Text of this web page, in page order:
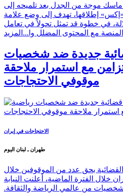
ماسك موجة من الجدل بعد تلميحه إلى
إطلاقها، تهدف إلى وضع علامة
في خطوة قد تمثل تحولاً في تعامل
المنصة مع المحتوى المضلل وا... المزيد
جديدة ضد شخصيات
مع استمرار ملاحقة
موقوفي الاحتجاجات
الاحتجاجات في إيران
طهران ـ لبنان اليوم
بحق عدد من الموقوفين خلال
خلال الفترة الماضية، أعلنت النيابة
من عالمي الرياضة والثقافة.